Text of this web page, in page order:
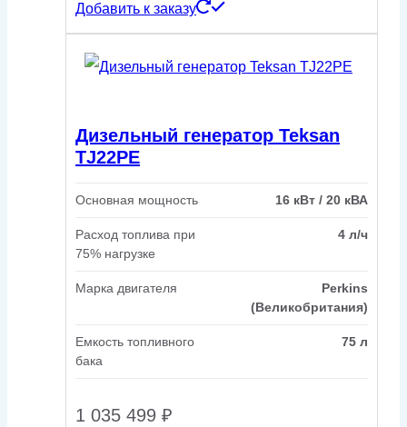
Добавить к заказу
Дизельный генератор Teksan
TJ22PE
Основная мощность 16 кВт / 20 кВА
Расход топлива при
75% нагрузке
4 л/ч
Марка двигателя
Perkins
(Великобритания)
Емкость топливного
бака
75 л
1 035 499 ₽